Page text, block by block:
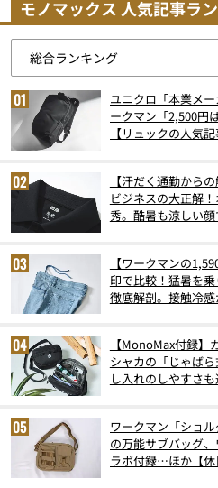
モノマックス 人気記事ラ
ユニクロ「本業メ
ークマン「2,500円
【リュックの人気
【汗だく通勤から
ビジネスの大正解
秀。酷暑も涼しい
【ワークマンの
印で比較！猛暑を
徹底解剖。接触冷
【MonoMax付録】
シャカの「じゃば
し入れのしやすさ
ワークマン「ショ
の万能サブバッグ
ラボ付録…ほか【休